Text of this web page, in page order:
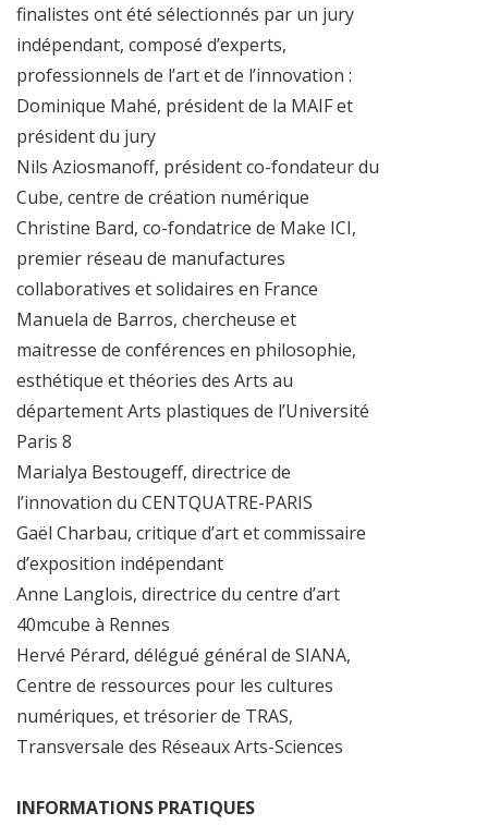
finalistes ont été sélectionnés par un jury
indépendant, composé d’experts,
professionnels de l’art et de l’innovation :
Dominique Mahé, président de la MAIF et
président du jury
Nils Aziosmanoff, président co-fondateur du
Cube, centre de création numérique
Christine Bard, co-fondatrice de Make ICI,
premier réseau de manufactures
collaboratives et solidaires en France
Manuela de Barros, chercheuse et
maitresse de conférences en philosophie,
esthétique et théories des Arts au
département Arts plastiques de l’Université
Paris 8
Marialya Bestougeff, directrice de
l’innovation du CENTQUATRE-PARIS
Gaël Charbau, critique d’art et commissaire
d’exposition indépendant
Anne Langlois, directrice du centre d’art
40mcube à Rennes
Hervé Pérard, délégué général de SIANA,
Centre de ressources pour les cultures
numériques, et trésorier de TRAS,
Transversale des Réseaux Arts-Sciences
INFORMATIONS PRATIQUES